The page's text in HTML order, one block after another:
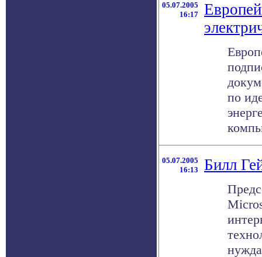
05.07.2005
16:17
по
05.07.2005
16:13
Билл